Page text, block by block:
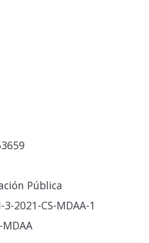
Pública
3-2021-CS-MDAA-1
MDAA